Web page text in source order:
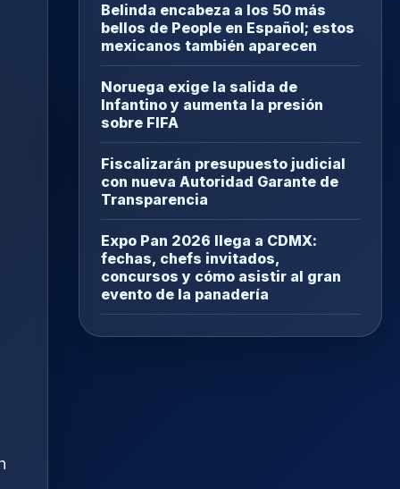
Belinda encabeza a los 50 más
bellos de People en Español; estos
mexicanos también aparecen
Noruega exige la salida de
Infantino y aumenta la presión
sobre FIFA
Fiscalizarán presupuesto judicial
con nueva Autoridad Garante de
Transparencia
Expo Pan 2026 llega a CDMX:
fechas, chefs invitados,
concursos y cómo asistir al gran
evento de la panadería